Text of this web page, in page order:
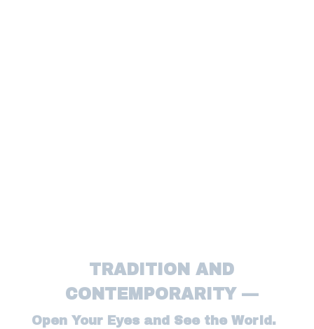
TRADITION AND
CONTEMPORARITY —
Open Your Eyes and See the World.